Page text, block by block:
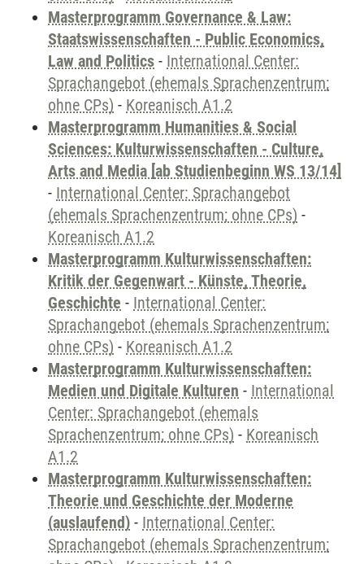
Masterprogramm Governance & Law:
Staatswissenschaften - Public Economics,
Law and Politics - International Center:
Sprachangebot (ehemals Sprachenzentrum;
ohne CPs) - Koreanisch A1.2
Masterprogramm Humanities & Social
Sciences: Kulturwissenschaften - Culture,
Arts and Media [ab Studienbeginn WS 13/14]
- International Center: Sprachangebot
(ehemals Sprachenzentrum; ohne CPs) -
Koreanisch A1.2
Masterprogramm Kulturwissenschaften:
Kritik der Gegenwart - Künste, Theorie,
Geschichte - International Center:
Sprachangebot (ehemals Sprachenzentrum;
ohne CPs) - Koreanisch A1.2
Masterprogramm Kulturwissenschaften:
Medien und Digitale Kulturen - International
Center: Sprachangebot (ehemals
Sprachenzentrum; ohne CPs) - Koreanisch
A1.2
Masterprogramm Kulturwissenschaften:
Theorie und Geschichte der Moderne
(auslaufend) - International Center:
Sprachangebot (ehemals Sprachenzentrum;